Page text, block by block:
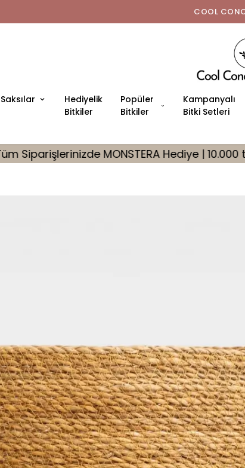
COOL
Saksılar
Hediyelik
Bitkiler
Popüler
Bitkiler
Kampanyalı
Bitki Setleri
Hediye | 10.000 tl Üzeri %10 İndirim